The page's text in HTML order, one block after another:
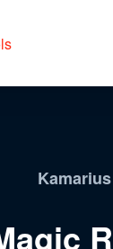
Kamarius